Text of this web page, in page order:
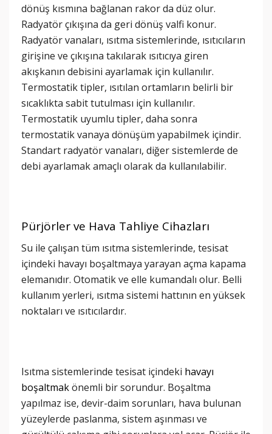
dönüş kısmına bağlanan rakor da düz olur.
Radyatör çıkışına da geri dönüş valfi konur.
Radyatör vanaları, ısıtma sistemlerinde, ısıtıcıların
girişine ve çıkışına takılarak ısıtıcıya giren
akışkanın debisini ayarlamak için kullanılır.
Termostatik tipler, ısıtılan ortamların belirli bir
sıcaklıkta sabit tutulması için kullanılır.
Termostatik uyumlu tipler, daha sonra
termostatik vanaya dönüşüm yapabilmek içindir.
Standart radyatör vanaları, diğer sistemlerde de
debi ayarlamak amaçlı olarak da kullanılabilir.
Pürjörler ve Hava Tahliye Cihazları
Su ile çalışan tüm ısıtma sistemlerinde, tesisat
içindeki havayı boşaltmaya yarayan açma kapama
elemanıdır. Otomatik ve elle kumandalı olur. Belli
kullanım yerleri, ısıtma sistemi hattının en yüksek
noktaları ve ısıtıcılardır.
Isıtma sistemlerinde tesisat içindeki havayı
boşaltmakönemli bir sorundur. Boşaltma
yapılmaz ise, devir-daim sorunları, hava bulunan
yüzeylerde paslanma, sistem aşınması ve